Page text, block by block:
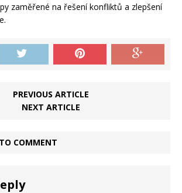
zaměřené na řešení konfliktů a zlepšení
PREVIOUS ARTICLE
NEXT ARTICLE
COMMENT